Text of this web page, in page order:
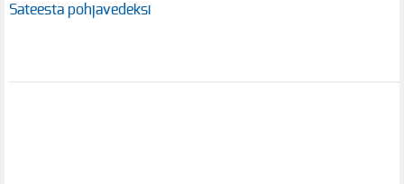
Sateesta pohjavedeksi